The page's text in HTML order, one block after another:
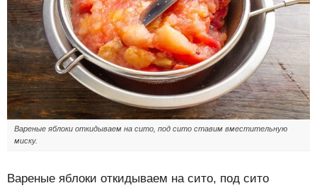
Вареные яблоки откидываем на сито, под сито ставим вместительную
миску.
Вареные яблоки откидываем на сито, под сито